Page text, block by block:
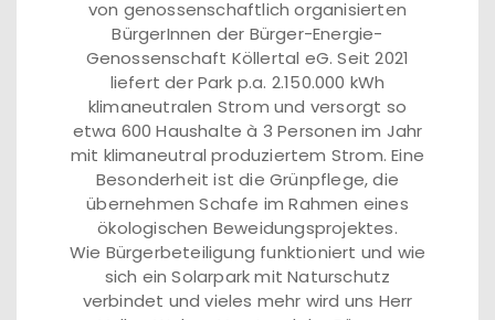
von genossenschaftlich organisierten
BürgerInnen der Bürger-Energie-
Genossenschaft Köllertal eG. Seit 2021
liefert der Park p.a. 2.150.000 kWh
klimaneutralen Strom und versorgt so
etwa 600 Haushalte à 3 Personen im Jahr
mit klimaneutral produziertem Strom. Eine
Besonderheit ist die Grünpflege, die
übernehmen Schafe im Rahmen eines
ökologischen Beweidungsprojektes.
Wie Bürgerbeteiligung funktioniert und wie
sich ein Solarpark mit Naturschutz
verbindet und vieles mehr wird uns Herr